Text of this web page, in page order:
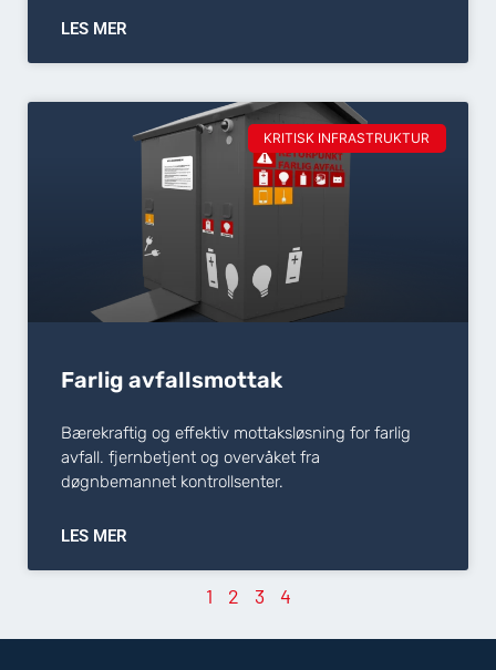
LES MER
KRITISK INFRASTRUKTUR
Farlig avfallsmottak
Bærekraftig og effektiv mottaksløsning for farlig
avfall. fjernbetjent og overvåket fra
døgnbemannet kontrollsenter.
LES MER
1 2 3 4